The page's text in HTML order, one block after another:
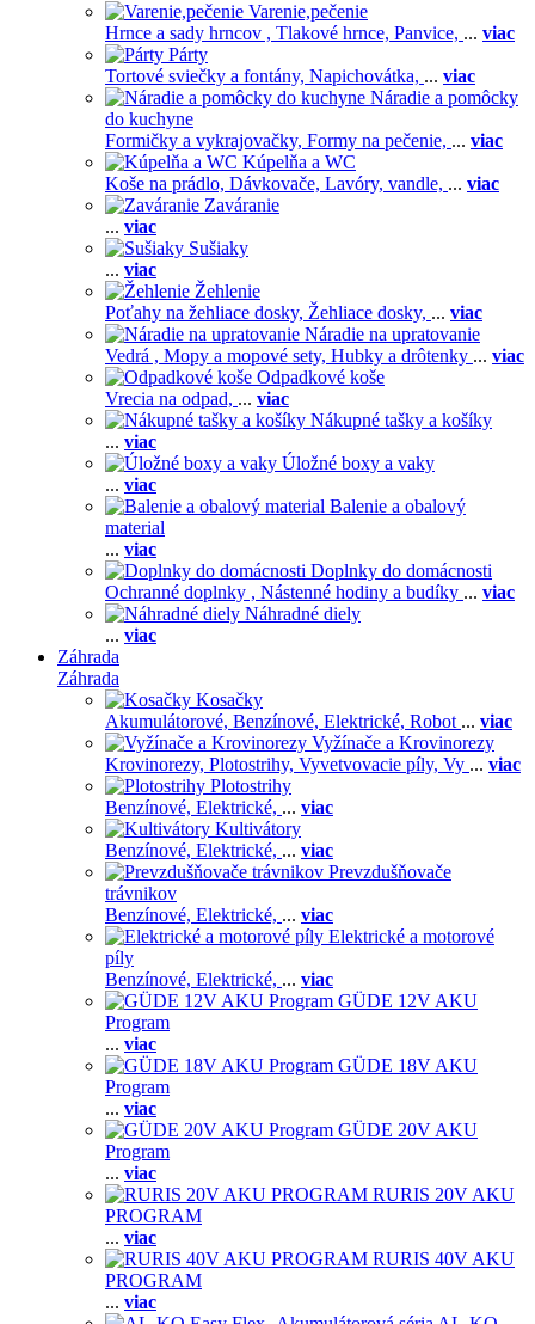
Varenie,pečenie
Hrnce a sady hrncov , Tlakové hrnce, Panvice, ... viac
Párty
Tortové sviečky a fontány, Napichovátka, ... viac
Náradie a pomôcky
do kuchyne
Formičky a vykrajovačky, Formy na pečenie, ... viac
Kúpelňa a WC
Koše na prádlo, Dávkovače, Lavóry, vandle, ... viac
Zaváranie
... viac
Sušiaky
... viac
Žehlenie
Poťahy na žehliace dosky, Žehliace dosky, ... viac
Náradie na upratovanie
Vedrá , Mopy a mopové sety, Hubky a drôtenky ... viac
Odpadkové koše
Vrecia na odpad, ... viac
Nákupné tašky a košíky
... viac
Úložné boxy a vaky
... viac
Balenie a obalový
material
... viac
Doplnky do domácnosti
Ochranné doplnky , Nástenné hodiny a budíky ... viac
Náhradné diely
... viac
Záhrada
Záhrada
Kosačky
Akumulátorové, Benzínové, Elektrické, Robot ... viac
Vyžínače a Krovinorezy
Krovinorezy, Plotostrihy, Vyvetvovacie píly, Vy ... viac
Plotostrihy
Benzínové, Elektrické, ... viac
Kultivátory
Benzínové, Elektrické, ... viac
Prevzdušňovače
trávnikov
Benzínové, Elektrické, ... viac
Elektrické a motorové
píly
Benzínové, Elektrické, ... viac
GÜDE 12V AKU
Program
... viac
GÜDE 18V AKU
Program
... viac
GÜDE 20V AKU
Program
... viac
RURIS 20V AKU
PROGRAM
... viac
RURIS 40V AKU
PROGRAM
... viac